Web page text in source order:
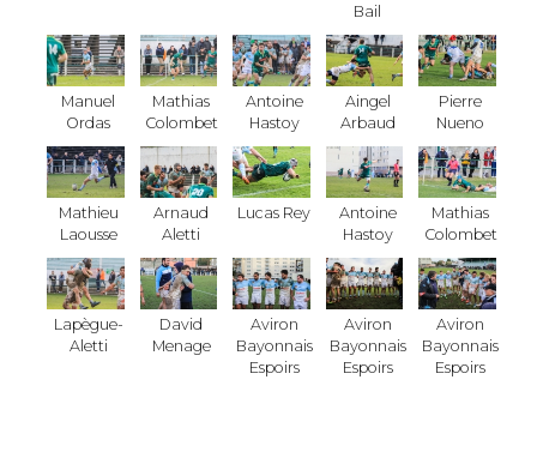
Bail
Manuel
Ordas
Mathias
Colombet
Antoine
Hastoy
Aingel
Arbaud
Pierre
Nueno
Mathieu
Laousse
Arnaud
Aletti
Lucas Rey
Antoine
Hastoy
Mathias
Colombet
Lapègue-
Aletti
David
Menage
Aviron
Bayonnais
Espoirs
Aviron
Bayonnais
Espoirs
Aviron
Bayonnais
Espoirs